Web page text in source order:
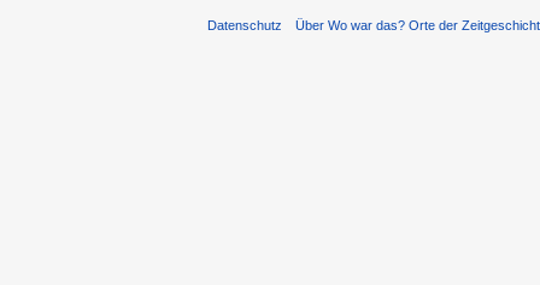
Datenschutz Über Wo war das? Orte der